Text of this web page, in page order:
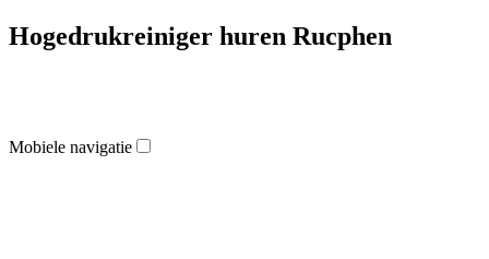
Hogedrukreiniger huren Rucphen
Mobiele navigatie